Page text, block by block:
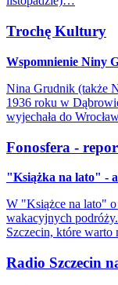
Trochę Kultury
Wspomnienie Niny
Nina Grudnik (także
1936 roku w
wyjechała do
Fonosfera -
"Książka na lato" -
W "Książce na lato" o
wakacyjnych
Szczecin, które
Radio Szczecin